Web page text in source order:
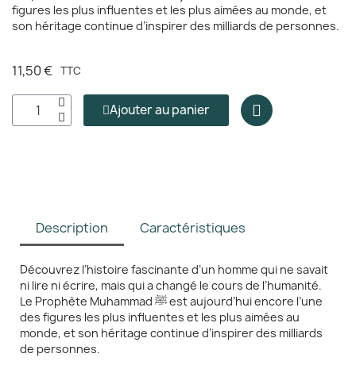
figures les plus influentes et les plus aimées au monde, et
son héritage continue d’inspirer des milliards de personnes.
11,50 € TTC
Ajouter au panier
Description Caractéristiques
Découvrez l’histoire fascinante d’un homme qui ne savait
ni lire ni écrire, mais qui a changé le cours de l’humanité.
Le Prophète Muhammad ﷺ est aujourd’hui encore l’une
des figures les plus influentes et les plus aimées au
monde, et son héritage continue d’inspirer des milliards
de personnes.